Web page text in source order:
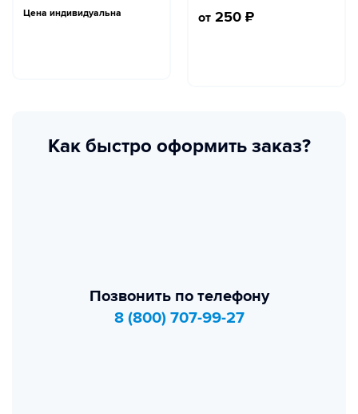
Цена индивидуальна от 250 ₽
Как быстро оформить заказ?
Позвонить по телефону
8 (800) 707-99-27